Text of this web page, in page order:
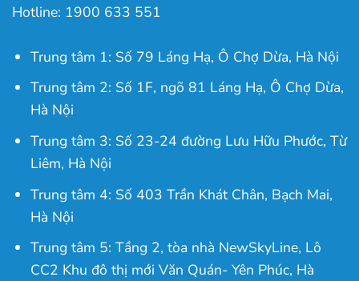
Hotline: 1900 633 551
Trung tâm 1: Số 79 Láng Hạ, Ô Chợ Dừa, Hà Nội
Trung tâm 2: Số 1F, ngõ 81 Láng Hạ, Ô Chợ Dừa,
Hà Nội
Trung tâm 3: Số 23-24 đường Lưu Hữu Phước, Từ
Liêm, Hà Nội
Trung tâm 4: Số 403 Trần Khát Chân, Bạch Mai,
Hà Nội
Trung tâm 5: Tầng 2, tòa nhà NewSkyLine, Lô
CC2 Khu đô thị mới Văn Quán- Yên Phúc, Hà